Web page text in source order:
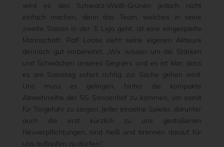
wird es den Schwarz-Weiß-Grünen jedoch nicht
einfach machen, denn das Team, welches in seine
zweite Saison in der 3. Liga geht, ist eine eingespielte
Mannschaft. Ralf Loose sieht seine eigenen Akteure
dennoch gut vorbereitet: „Wir wissen um die Stärken
und Schwächen unseres Gegners und es ist klar, dass
es am Samstag sofort richtig zur Sache gehen wird.
Uns muss es gelingen, hinter die kompakte
Abwehrreihe der SG Sonnenhof zu kommen, um somit
für Torgefahr zu sorgen. Jeder einzelne Spieler, darunter
auch die erst kürzlich zu uns gestoßenen
Neuverpflichtungen, sind heiß und brennen darauf für
uns auflaufen zu dürfen.“